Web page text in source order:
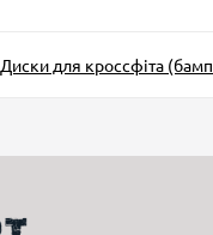
Диски для кроссфіта